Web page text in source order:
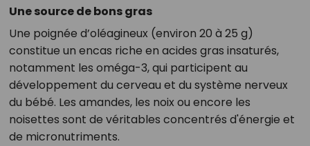
Une source de bons gras
Une poignée d’oléagineux (environ 20 à 25 g)
constitue un encas riche en acides gras insaturés,
notamment les oméga-3, qui participent au
développement du cerveau et du système nerveux
du bébé. Les amandes, les noix ou encore les
noisettes sont de véritables concentrés d'énergie et
de micronutriments.